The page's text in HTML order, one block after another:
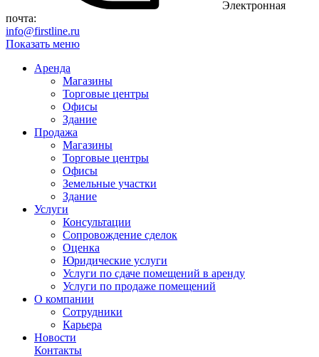
Электронная
почта:
info@firstline.ru
Показать меню
Аренда
Магазины
Торговые центры
Офисы
Здание
Продажа
Магазины
Торговые центры
Офисы
Земельные участки
Здание
Услуги
Консультации
Сопровождение сделок
Оценка
Юридические услуги
Услуги по сдаче помещений в аренду
Услуги по продаже помещений
О компании
Сотрудники
Карьера
Новости
Контакты